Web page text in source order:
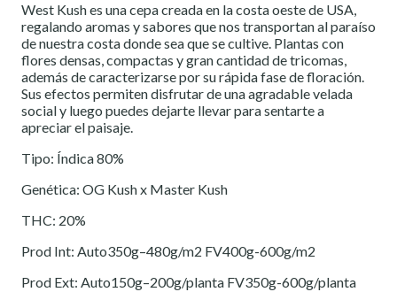
West Kush es una cepa creada en la costa oeste de USA,
regalando aromas y sabores que nos transportan al paraíso
de nuestra costa donde sea que se cultive. Plantas con
flores densas, compactas y gran cantidad de tricomas,
además de caracterizarse por su rápida fase de floración.
Sus efectos permiten disfrutar de una agradable velada
social y luego puedes dejarte llevar para sentarte a
apreciar el paisaje.
Tipo: Índica 80%
Genética: OG Kush x Master Kush
THC: 20%
Prod Int: Auto350g–480g/m2 FV400g-600g/m2
Prod Ext: Auto150g–200g/planta FV350g-600g/planta